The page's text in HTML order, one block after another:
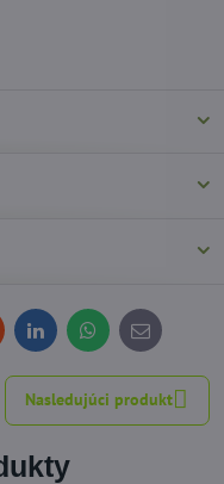
LinkedInWhatsApp
E-
mail
Nasledujúci produkt